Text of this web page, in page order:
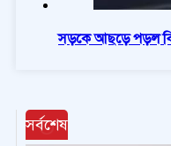
সড়কে আছড়ে পড়ল
সর্বশেষ